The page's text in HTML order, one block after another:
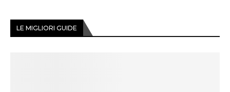
LE MIGLIORI GUIDE